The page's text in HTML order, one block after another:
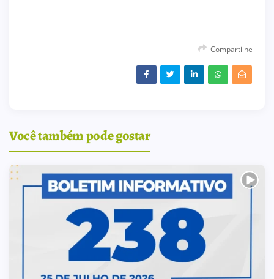
Compartilhe
Você também pode gostar